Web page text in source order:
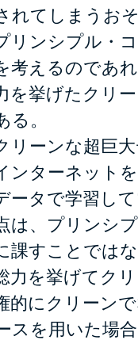
れてしまうおそ
ンシプル・
考えるのであ
を挙げたクリ
る。
ーンな超巨
ンターネット
ータで学習し
は、プリンシ
課すことではな
を挙げてク
的にクリーン
スを用いた場